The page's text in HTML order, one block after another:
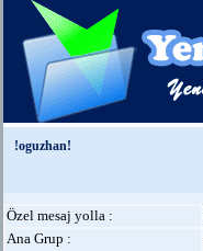
!oguzhan!
Özel mesaj yolla :
Ana Grup :